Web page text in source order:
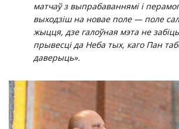
матчаў з выпрабаваннямі і
выходзіш на новае поле — поле
жыцця, дзе галоўная мэта не
прывесці да Неба тых, каго Пан
даверыць».